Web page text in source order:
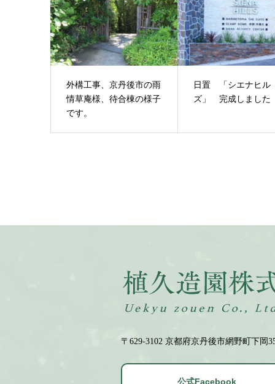
外構工事、京丹後市の雨
情草庵様、待合棟の様子
です。
日置 「シエナヒル
ズ」 完成しました
〒629-3102 京都府京丹後市網野町下岡
公式Facebook